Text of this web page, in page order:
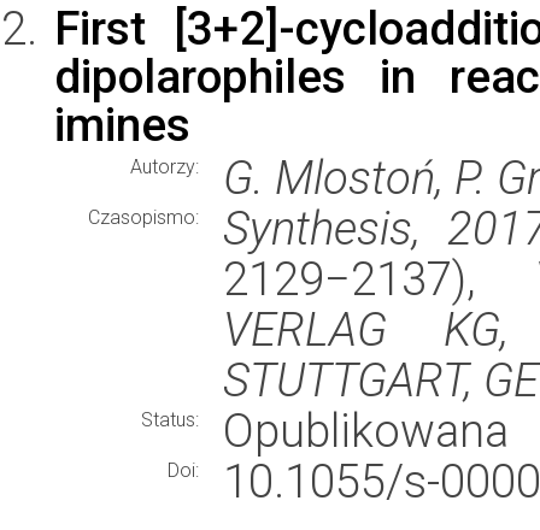
First [3+2]-
dipolarophiles in
imines
Autorzy: G. Mlostoń, P.
Czasopismo:
Synthesis,
VERLAG
STUTTGART,
Status: Opublikowana
Doi:
10.1055/s-